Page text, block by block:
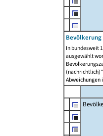
In bundesweit
ausgewählt
Abweichungen